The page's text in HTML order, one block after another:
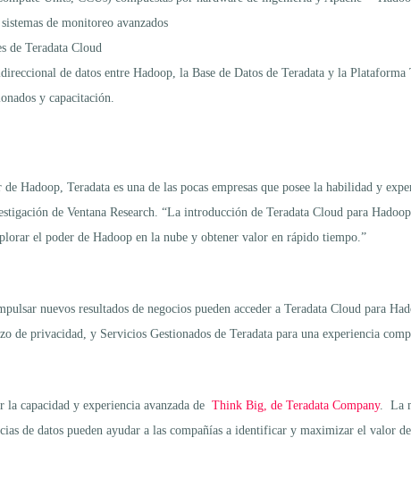
de monitoreo avanzados
de Teradata Cloud
de datos entre Hadoop, la Base de Datos de Teradata y la Plataforma
y capacitación.
Hadoop, Teradata es una de las pocas empresas que posee la habilidad y
de Ventana Research. “La introducción de Teradata Cloud para
el poder de Hadoop en la nube y obtener valor en rápido tiempo.”
nuevos resultados de negocios pueden acceder a Teradata Cloud para
privacidad, y Servicios Gestionados de Teradata para una experiencia
la capacidad y experiencia avanzada de Think Big, de Teradata Company. La
de datos pueden ayudar a las compañías a identificar y maximizar el valor